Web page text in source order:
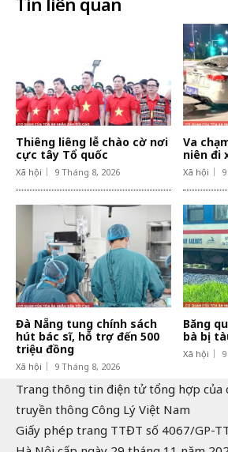
Thiêng liêng lễ chào cờ nơi
cực tây Tổ quốc
Xã hội 9 Tháng 8, 2026
Va
niên đi
Xã hội
Đà Nẵng tung chính sách
hút bác sĩ, hỗ trợ đến 500
triệu đồng
Xã hội 9 Tháng 8, 2026
Băng
bà bị
Xã hội
Trang thông tin điện tử tổng hợp của
truyền thông Công Lý Việt Nam
Giấy phép trang TTĐT số 4067/GP-